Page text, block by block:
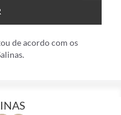
de acordo com os